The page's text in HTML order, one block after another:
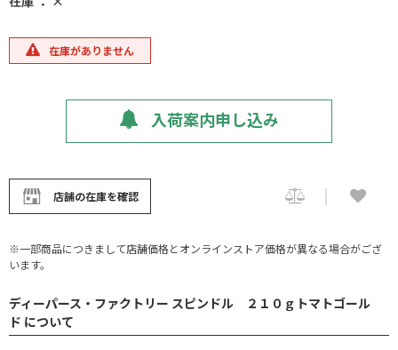
在庫がありません
入荷案内申し込み
店舗の在庫を確認
※一部商品につきまして店舗価格とオンラインストア価格が異なる場合がござ
います。
ディーパース・ファクトリー スピンドル ２１０ｇトマトゴール
ド について